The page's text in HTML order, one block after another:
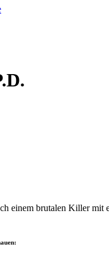
einem brutalen Killer mit